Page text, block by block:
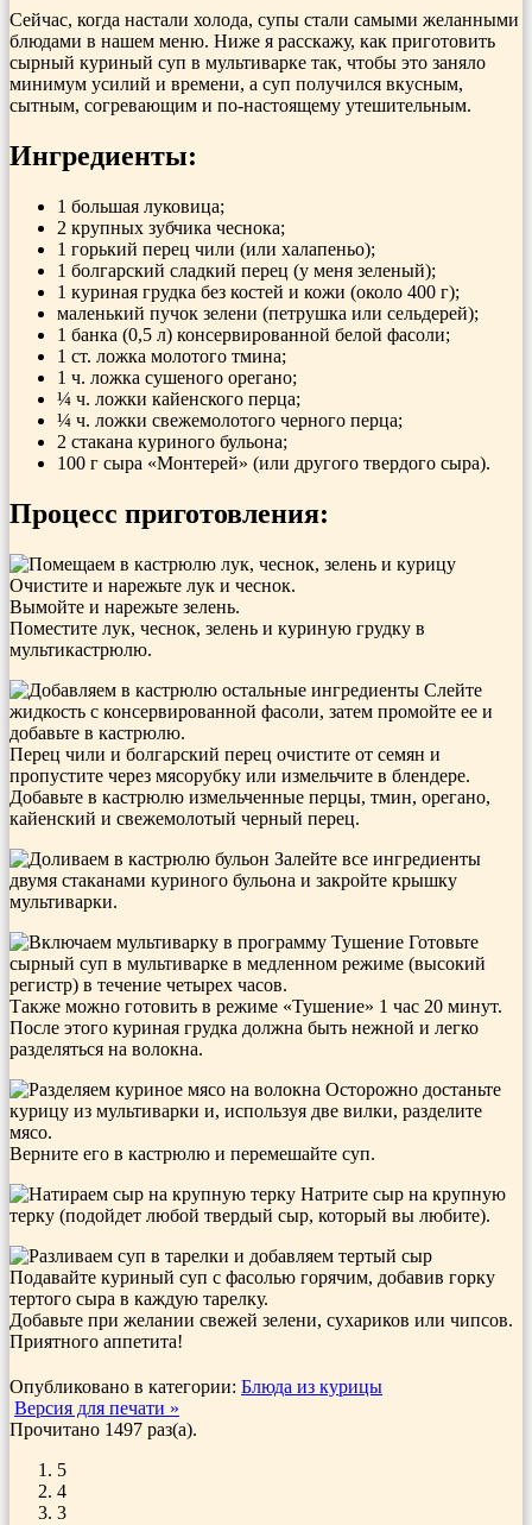
Сейчас, когда настали холода, супы стали самыми желанными
блюдами в нашем меню. Ниже я расскажу, как приготовить
сырный куриный суп в мультиварке так, чтобы это заняло
минимум усилий и времени, а суп получился вкусным,
сытным, согревающим и по-настоящему утешительным.
Ингредиенты:
1 большая луковица;
2 крупных зубчика чеснока;
1 горький перец чили (или халапеньо);
1 болгарский сладкий перец (у меня зеленый);
1 куриная грудка без костей и кожи (около 400 г);
маленький пучок зелени (петрушка или сельдерей);
1 банка (0,5 л) консервированной белой фасоли;
1 ст. ложка молотого тмина;
1 ч. ложка сушеного орегано;
¼ ч. ложки кайенского перца;
¼ ч. ложки свежемолотого черного перца;
2 стакана куриного бульона;
100 г сыра «Монтерей» (или другого твердого сыра).
Процесс приготовления:
Очистите и нарежьте лук и чеснок.
Вымойте и нарежьте зелень.
Поместите лук, чеснок, зелень и куриную грудку в
мультикастрюлю.
Слейте
жидкость с консервированной фасоли, затем промойте ее и
добавьте в кастрюлю.
Перец чили и болгарский перец очистите от семян и
пропустите через мясорубку или измельчите в блендере.
Добавьте в кастрюлю измельченные перцы, тмин, орегано,
кайенский и свежемолотый черный перец.
Залейте все ингредиенты
двумя стаканами куриного бульона и закройте крышку
мультиварки.
Готовьте
сырный суп в мультиварке в медленном режиме (высокий
регистр) в течение четырех часов.
Также можно готовить в режиме «Тушение» 1 час 20 минут.
После этого куриная грудка должна быть нежной и легко
разделяться на волокна.
Осторожно достаньте
курицу из мультиварки и, используя две вилки, разделите
мясо.
Верните его в кастрюлю и перемешайте суп.
Натрите сыр на крупную
терку (подойдет любой твердый сыр, который вы любите).
Подавайте куриный суп с фасолью горячим, добавив горку
тертого сыра в каждую тарелку.
Добавьте при желании свежей зелени, сухариков или чипсов.
Приятного аппетита!
Опубликовано в категории: Блюда из курицы
Версия для печати »
Прочитано 1497 раз(a).
5
4
3